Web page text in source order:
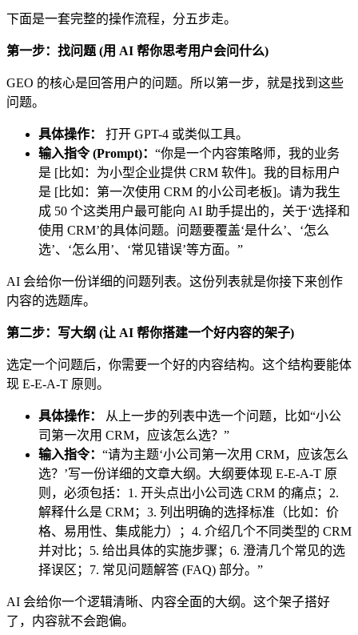
下面是一套完整的操作流程，分五步走。
第一步：找问题 (用 AI 帮你思考用户会问什么)
GEO 的核心是回答用户的问题。所以第一步，就是找到这些
问题。
具体操作：
打开 GPT-4 或类似工具。
输入指令 (Prompt)： “你是一个内容策略师，我的业务
是 [比如：为小型企业提供 CRM 软件]。我的目标用户
是 [比如：第一次使用 CRM 的小公司老板]。请为我生
成 50 个这类用户最可能向 AI 助手提出的，关于‘选择和
使用 CRM’的具体问题。问题要覆盖‘是什么’、‘怎么
选’、‘怎么用’、‘常见错误’等方面。”
AI 会给你一份详细的问题列表。这份列表就是你接下来创作
内容的选题库。
第二步：写大纲 (让 AI 帮你搭建一个好内容的架子)
选定一个问题后，你需要一个好的内容结构。这个结构要能体
现 E-E-A-T 原则。
具体操作：
从上一步的列表中选一个问题，比如“小公
司第一次用 CRM，应该怎么选？”
输入指令： “请为主题‘小公司第一次用 CRM，应该怎么
选？’写一份详细的文章大纲。大纲要体现 E-E-A-T 原
则，必须包括：1. 开头点出小公司选 CRM 的痛点；2.
解释什么是 CRM；3. 列出明确的选择标准（比如：价
格、易用性、集成能力）；4. 介绍几个不同类型的 CRM
并对比；5. 给出具体的实施步骤；6. 澄清几个常见的选
择误区；7. 常见问题解答 (FAQ) 部分。”
AI 会给你一个逻辑清晰、内容全面的大纲。这个架子搭好
了，内容就不会跑偏。